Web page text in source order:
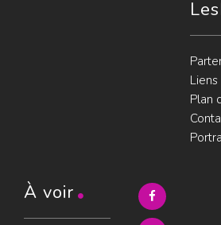
Liens
Plan
À voir